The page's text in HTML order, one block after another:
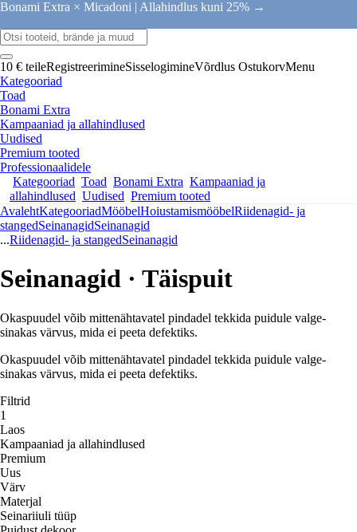
Bonami Extra × Micadoni | Allahindlus kuni 25% →
10 € teileRegistreerimineSisselogimineVõrdlus OstukorvMenu
Kategooriad
Toad
Bonami Extra
Kampaaniad ja allahindlused
Uudised
Premium tooted
Professionaalidele
Kategooriad Toad Bonami Extra Kampaaniad ja
allahindlused Uudised Premium tooted
AvalehtKategooriadMööbelHoiustamismööbelRiidenagid- ja
stangedSeinanagidSeinanagid
...Riidenagid- ja stangedSeinanagid
Seinanagid · Täispuit
Okaspuudel võib mittenähtavatel pindadel tekkida puidule valge-
sinakas värvus, mida ei peeta defektiks.
Okaspuudel võib mittenähtavatel pindadel tekkida puidule valge-
sinakas värvus, mida ei peeta defektiks.
Filtrid
1
Laos
Kampaaniad ja allahindlused
Premium
Uus
Värv
Materjal
Seinariiuli tüüp